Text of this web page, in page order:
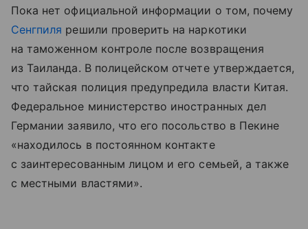
Пока нет официальной информации о том, почему
Сенгпиля решили проверить на наркотики
на таможенном контроле после возвращения
из Таиланда. В полицейском отчете утверждается,
что тайская полиция предупредила власти Китая.
Федеральное министерство иностранных дел
Германии заявило, что его посольство в Пекине
«находилось в постоянном контакте
с заинтересованным лицом и его семьей, а также
с местными властями».